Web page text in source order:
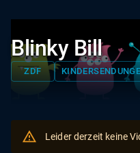
Blinky Bill
ZDF
Leider derzeit keine